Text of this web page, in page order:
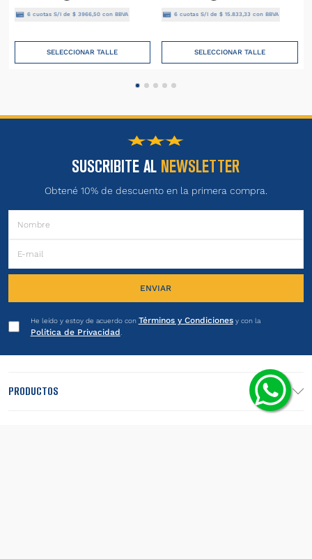
6cuotas S/I de $ 3966, 50con BBVA
SELECCIONAR TALLE
6cuotas S/I de $ 15. 833 33 con BBVA
SELECCIONAR TALLE
SUSCRIBITE AL NEWSLETTER
Obtené 10% de descuento en la primera compra.
ENVIAR
He leído y estoy de acuerdo con Términos y Condicionesy con la
Política de Privacidad
PRODUCTOS